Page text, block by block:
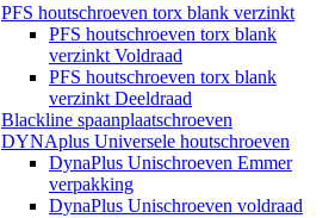
PFS houtschroeven torx blank verzinkt
PFS houtschroeven torx blank
verzinkt Voldraad
PFS houtschroeven torx blank
verzinkt Deeldraad
Blackline spaanplaatschroeven
DYNAplus Universele houtschroeven
DynaPlus Unischroeven Emmer
verpakking
DynaPlus Unischroeven voldraad